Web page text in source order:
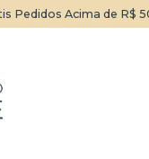
Pedidos Acima de R$